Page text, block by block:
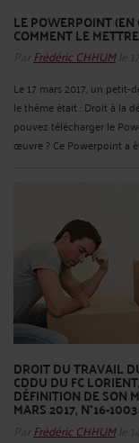
LE POWERPOINT
COMMENT LE
Par Frédéric CHHUMle
Le 17 mars 2017, un petit-
le thème était : Droit à la
pouvez télécharger le
œuvre ? Ce Powerpoint a
DROIT DU TRAVAIL
CDDU DU FC
DÉFINITION DE SON
MARS 2017, N°16-
Par Frédéric CHHUMle